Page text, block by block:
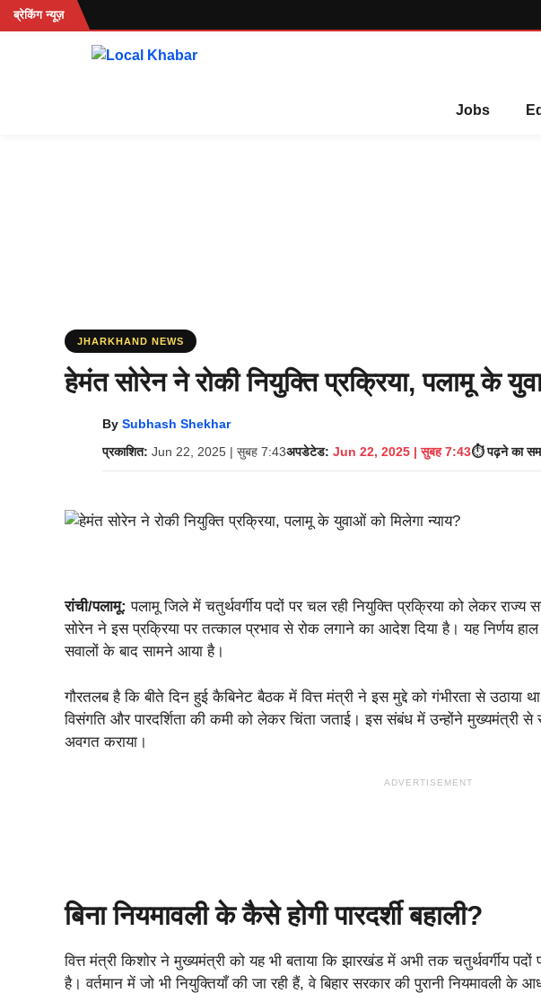
Skip
to
ब्रेकिंग न्यूज़
Jobs
JHARKHAND NEWS
हेमंत सोरेन ने रोकी नियुक्ति प्रक्रिया, पलामू के
By Subhash Shekhar
प्रकाशित: Jun 22, 2025 | सुबह 7:43अपडेटेड: Jun 22, 2025 | सुबह 7:43⏱️ पढ़ने का
रांची/पलामू: पलामू जिले में चतुर्थवर्गीय पदों पर चल रही नियुक्ति प्रक्रिया को लेकर
सोरेन ने इस प्रक्रिया पर तत्काल प्रभाव से रोक लगाने का आदेश दिया है। यह निर्णय हाल ही
सवालों के बाद सामने आया है।
गौरतलब है कि बीते दिन हुई कैबिनेट बैठक में वित्त मंत्री ने इस मुद्दे को गंभीरता से उठाया
विसंगति और पारदर्शिता की कमी को लेकर चिंता जताई। इस संबंध में उन्होंने मुख्यमंत्री
अवगत कराया।
ADVERTISEMENT
बिना नियमावली के कैसे होगी पारदर्शी बहाली?
वित्त मंत्री किशोर ने मुख्यमंत्री को यह भी बताया कि झारखंड में अभी तक चतुर्थवर्गीय पदों
है। वर्तमान में जो भी नियुक्तियाँ की जा रही हैं, वे बिहार सरकार की पुरानी नियमावली